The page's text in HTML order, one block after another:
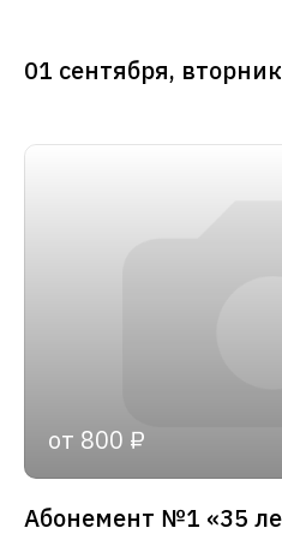
01 сентября, вторник
от 800 ₽